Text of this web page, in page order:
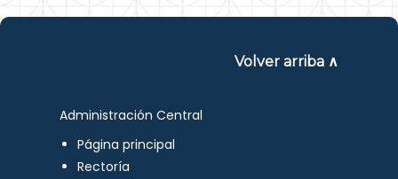
Volver arriba ∧
Administración Central
Página principal
Rectoría